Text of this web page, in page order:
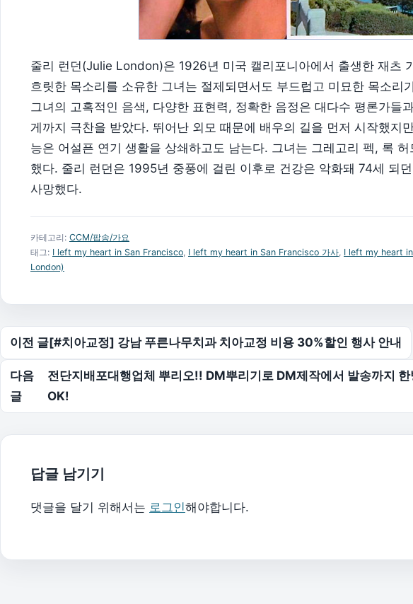
줄리 런던(Julie London)은 1926년 미국 캘리포니아에서 출생한 재츠
흐릿한 목소리를 소유한 그녀는 절제되면서도 부드럽고 미묘한 목소리
그녀의 고혹적인 음색, 다양한 표현력, 정확한 음정은 대다수 평론가들
게까지 극찬을 받았다. 뛰어난 외모 때문에 배우의 길을 먼저 시작했지
능은 어설픈 연기 생활을 상쇄하고도 남는다. 그녀는 그레고리 펙, 록
했다. 줄리 런던은 1995년 중풍에 걸린 이후로 건강은 악화돼 74세 되
사망했다.
카테고리: CCM/팝송/가요
태그: I left my heart in San Francisco, I left my heart in San Francisco 가사, I left my heart
London)
글 탐색
이전 글[#치아교정] 강남 푸른나무치과 치아교정 비용 30%할인 행사 안내
다음
글
전단지배포대행업체 뿌리오!! DM뿌리기로 DM제작에서 발송까지
OK!
답글 남기기
댓글을 달기 위해서는 로그인해야합니다.